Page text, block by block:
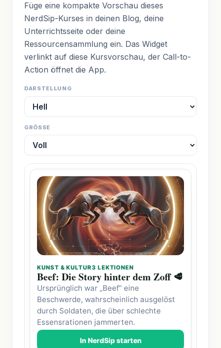
Füge eine kompakte Vorschau dieses
NerdSip-Kurses in deinen Blog, deine
Unterrichtsseite oder deine
Ressourcensammlung ein. Das Widget
verlinkt auf diese Kursvorschau, der Call-to-
Action öffnet die App.
DARSTELLUNG
GRÖSSE